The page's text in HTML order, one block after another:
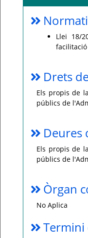
Llei 18/
facilitació
Drets
Els propis de
públics de
Deures
Els propis de
públics de
Òrgan
No Aplica
Termini